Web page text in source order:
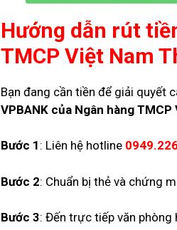
Hướng dẫn rút
TMCP Việt Nam
Bạn đang cần tiền để giải quyết
VPBANK của Ngân hàng
Bước 1 : Liên hệ hotline
Bước 2: Chuẩn bị thẻ và chứng
Bước 3: Đến trực tiếp văn phòng